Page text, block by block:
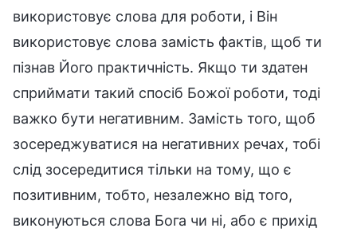
використовує слова для роботи, і Він
використовує слова замість фактів, щоб ти
пізнав Його практичність. Якщо ти здатен
сприймати такий спосіб Божої роботи, тоді
важко бути негативним. Замість того, щоб
зосереджуватися на негативних речах, тобі
слід зосередитися тільки на тому, що є
позитивним, тобто, незалежно від того,
виконуються слова Бога чи ні, або є прихід